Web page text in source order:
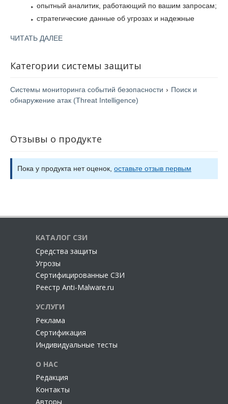
опытный аналитик, работающий по вашим запросам;
стратегические данные об угрозах и надежные
мониторинг закрытых форумов киберпреступников;
безопасности;
ранней стадии;
выявление, блокировка и расследование
использования бренда.
ЧИТАТЬ ДАЛЕЕ
Категории системы защиты
Системы мониторинга событий безопасности › Поиск и
обнаружение атак (Threat Intelligence)
Отзывы о продукте
Пока у продукта нет оценок, оставьте отзыв первым
КАТАЛОГ СЗИ
Cредства защиты
Угрозы
Сертифицированные СЗИ
Реестр Anti-Malware.ru
УСЛУГИ
Реклама
Сертификация
Индивидуальные тесты
О НАС
Редакция
Контакты
Авторы